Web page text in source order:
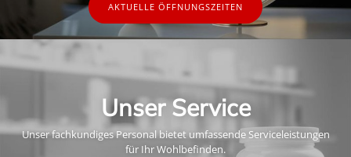
AKTUELLE ÖFFNUNGSZEITEN
Unser Service
Unser fachkundiges Personal bietet umfassende Serviceleistungen
für Ihr Wohlbefinden.